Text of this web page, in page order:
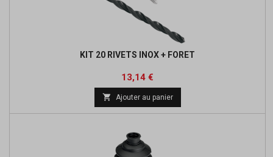
KIT 20 RIVETS INOX + FORET
Prix
13,14 €
 Ajouter au panier